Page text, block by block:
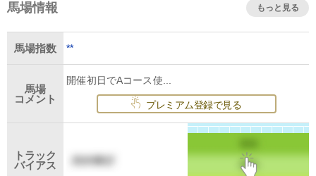
馬場情報 もっと見る
馬場指数 **
馬場
コメント
開催初日でAコース使...
プレミアム登録で見る
トラック
バイアス